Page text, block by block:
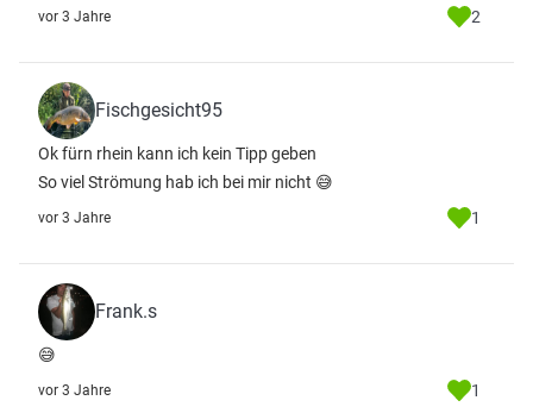
vor 3 Jahre 2
Fischgesicht95
Ok fürn rhein kann ich kein Tipp geben
So viel Strömung hab ich bei mir nicht 😅
vor 3 Jahre 1
Frank.s
😅
vor 3 Jahre 1